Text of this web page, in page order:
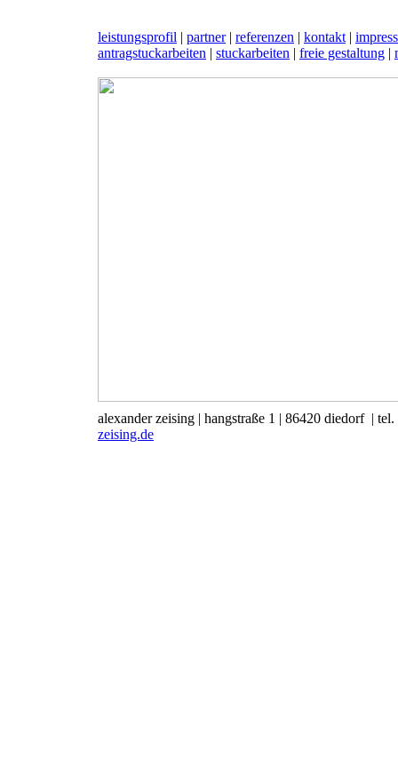
leistungsprofil | partner| referenzen | kontakt |
antragstuckarbeiten | stuckarbeiten | freie gestaltung |
alexander zeising | hangstraße 1 | 86420 diedorf | tel.
zeising.de